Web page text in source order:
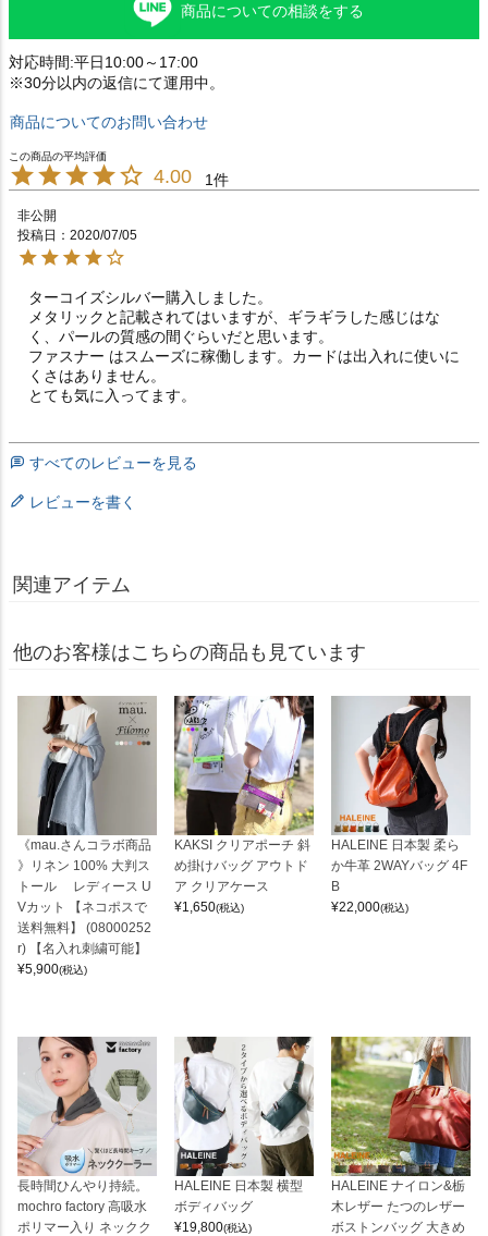
商品についての相談をする
対応時間:平日10:00～17:00
※30分以内の返信にて運用中。
商品についてのお問い合わせ
4.00 1
非公開
投稿日
2020/07/05
ターコイズシルバー購入しました。
メタリックと記載されてはいますが、ギラギラした感じはな
く、パールの質感の間ぐらいだと思います。
ファスナー はスムーズに稼働します。カードは出入れに使いに
くさはありません。
とても気に入ってます。
すべてのレビューを見る
レビューを書く
関連アイテム
他のお客様はこちらの商品も見ています
《mau.さんコラボ商品
》リネン 100% 大判ス
トール レディース U
Vカット 【ネコポスで
送料無料】 (08000252
r) 【名入れ刺繍可能】
¥5,900(税込)
KAKSI クリアポーチ 斜
め掛けバッグ アウトド
ア クリアケース
¥1,650(税込)
HALEINE 日本製 柔ら
か牛革 2WAYバッグ 4F
B
¥22,000(税込)
長時間ひんやり持続。
mochro factory 高吸水
ポリマー入り ネックク
HALEINE 日本製 横型
ボディバッグ
¥19,800(税込)
HALEINE ナイロン&栃
木レザー たつのレザー
ボストンバッグ 大きめ